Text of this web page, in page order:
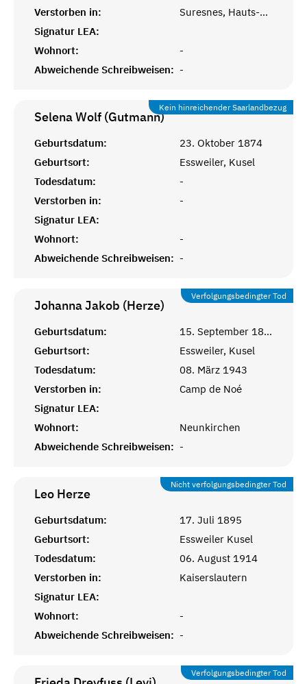
Verstorben in:
Suresnes, Hauts-de-Seine
Signatur LEA:
Wohnort:
-
Abweichende Schreibweisen: -
Kein hinreichender Saarlandbezug
Selena Wolf (Gutmann)
Geburtsdatum:
23. Oktober 1874
Geburtsort:
Essweiler, Kusel
Todesdatum:
-
Verstorben in:
-
Signatur LEA:
Wohnort:
-
Abweichende Schreibweisen: -
Verfolgungsbedingter Tod
Johanna Jakob (Herze)
Geburtsdatum:
15. September 1874
Geburtsort:
Essweiler, Kusel
Todesdatum:
08. März 1943
Verstorben in:
Camp de Noé
Signatur LEA:
Wohnort:
Neunkirchen
Abweichende Schreibweisen: -
Nicht verfolgungsbedingter Tod
Leo Herze
Geburtsdatum:
17. Juli 1895
Geburtsort:
Essweiler Kusel
Todesdatum:
06. August 1914
Verstorben in:
Kaiserslautern
Signatur LEA:
Wohnort:
-
Abweichende Schreibweisen: -
Verfolgungsbedingter Tod